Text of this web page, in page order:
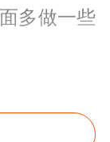
多做一些
”，他建
立董事公